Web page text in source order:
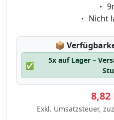
Nicht
📦
✅
5x auf Lager –
8,82
Exkl. Umsatzsteuer,